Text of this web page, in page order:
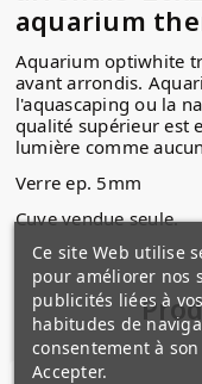
aquarium
Aquarium optiwhite
avant arrondis.
l'aquascaping ou la
qualité supérieur est
lumière comme
Verre ep. 5mm
Cuve vendue seule.
Ce site Web utilise
pour améliorer nos
publicités liées à
habitudes de
consentement à
Accepter.